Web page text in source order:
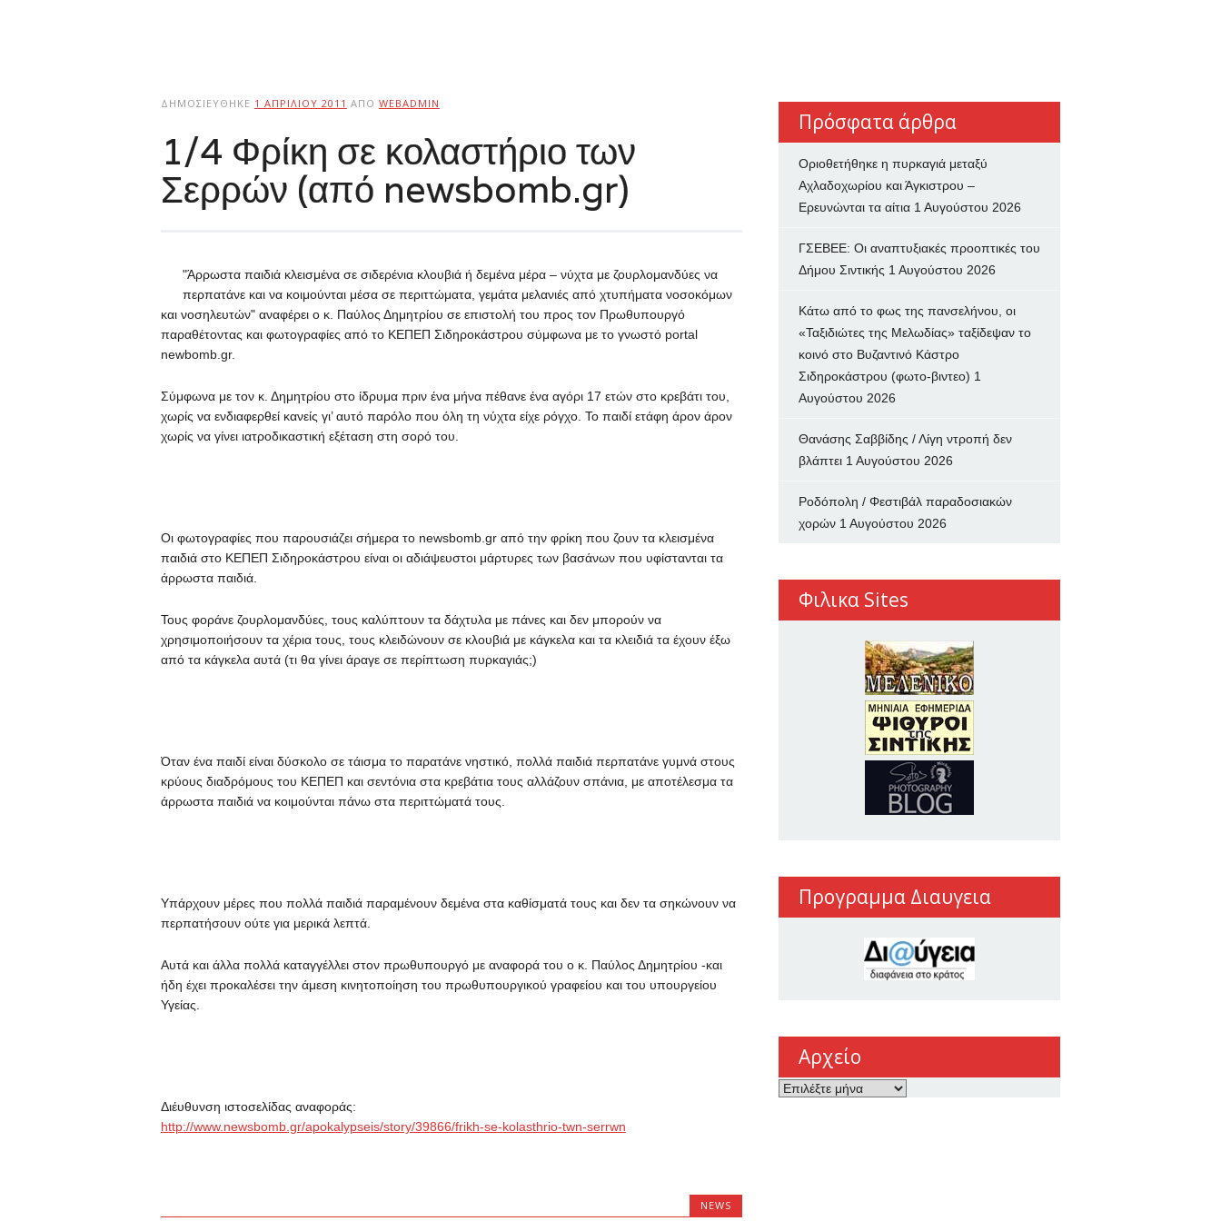
ΔΗΜΟΣΙΕΎΘΗΚΕ 1 ΑΠΡΙΛΊΟΥ 2011 ΑΠΌ WEBADMIN
1/4 Φρίκη σε κολαστήριο των
Σερρών (από newsbomb.gr)
"Άρρωστα παιδιά κλεισμένα σε σιδερένια κλουβιά ή δεμένα μέρα – νύχτα με ζουρλομανδύες να
περπατάνε και να κοιμούνται μέσα σε περιττώματα, γεμάτα μελανιές από χτυπήματα νοσοκόμων
και νοσηλευτών" αναφέρει ο κ. Παύλος Δημητρίου σε επιστολή του προς τον Πρωθυπουργό
παραθέτοντας και φωτογραφίες από το ΚΕΠΕΠ Σιδηροκάστρου σύμφωνα με το γνωστό portal
newbomb.gr.
Σύμφωνα με τον κ. Δημητρίου στο ίδρυμα πριν ένα μήνα πέθανε ένα αγόρι 17 ετών στο κρεβάτι του,
χωρίς να ενδιαφερθεί κανείς γι’ αυτό παρόλο που όλη τη νύχτα είχε ρόγχο. Το παιδί ετάφη άρον άρον
χωρίς να γίνει ιατροδικαστική εξέταση στη σορό του.
Οι φωτογραφίες που παρουσιάζει σήμερα το newsbomb.gr από την φρίκη που ζουν τα κλεισμένα
παιδιά στο ΚΕΠΕΠ Σιδηροκάστρου είναι οι αδιάψευστοι μάρτυρες των βασάνων που υφίστανται τα
άρρωστα παιδιά.
Τους φοράνε ζουρλομανδύες, τους καλύπτουν τα δάχτυλα με πάνες και δεν μπορούν να
χρησιμοποιήσουν τα χέρια τους, τους κλειδώνουν σε κλουβιά με κάγκελα και τα κλειδιά τα έχουν έξω
από τα κάγκελα αυτά (τι θα γίνει άραγε σε περίπτωση πυρκαγιάς;)
Όταν ένα παιδί είναι δύσκολο σε τάισμα το παρατάνε νηστικό, πολλά παιδιά περπατάνε γυμνά στους
κρύους διαδρόμους του ΚΕΠΕΠ και σεντόνια στα κρεβάτια τους αλλάζουν σπάνια, με αποτέλεσμα τα
άρρωστα παιδιά να κοιμούνται πάνω στα περιττώματά τους.
Υπάρχουν μέρες που πολλά παιδιά παραμένουν δεμένα στα καθίσματά τους και δεν τα σηκώνουν να
περπατήσουν ούτε για μερικά λεπτά.
Αυτά και άλλα πολλά καταγγέλλει στον πρωθυπουργό με αναφορά του ο κ. Παύλος Δημητρίου -και
ήδη έχει προκαλέσει την άμεση κινητοποίηση του πρωθυπουργικού γραφείου και του υπουργείου
Υγείας.
Διέυθυνση ιστοσελίδας αναφοράς:
http://www.newsbomb.gr/apokalypseis/story/39866/frikh-se-kolasthrio-twn-serrwn
NEWS
Πρόσφατα άρθρα
Οριοθετήθηκε η πυρκαγιά μεταξύ
Αχλαδοχωρίου και Άγκιστρου –
Ερευνώνται τα αίτια 1 Αυγούστου 2026
ΓΣΕΒΕΕ: Οι αναπτυξιακές προοπτικές του
Δήμου Σιντικής 1 Αυγούστου 2026
Κάτω από το φως της πανσελήνου, οι
«Ταξιδιώτες της Μελωδίας» ταξίδεψαν το
κοινό στο Βυζαντινό Κάστρο
Σιδηροκάστρου (φωτο-βιντεο) 1
Αυγούστου 2026
Θανάσης Σαββίδης / Λίγη ντροπή δεν
βλάπτει 1 Αυγούστου 2026
Ροδόπολη / Φεστιβάλ παραδοσιακών
χορών 1 Αυγούστου 2026
Φιλικα Sites
Προγραμμα Διαυγεια
Αρχείο
Αρχείο